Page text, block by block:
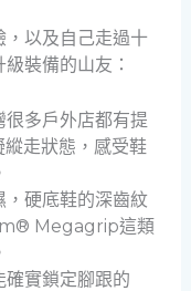
，以及自己走過十
裝備的山友：
很多戶外店都有提
走狀態，感受鞋
，硬底鞋的深齒紋
Megagrip這類
確實鎖定腳跟的